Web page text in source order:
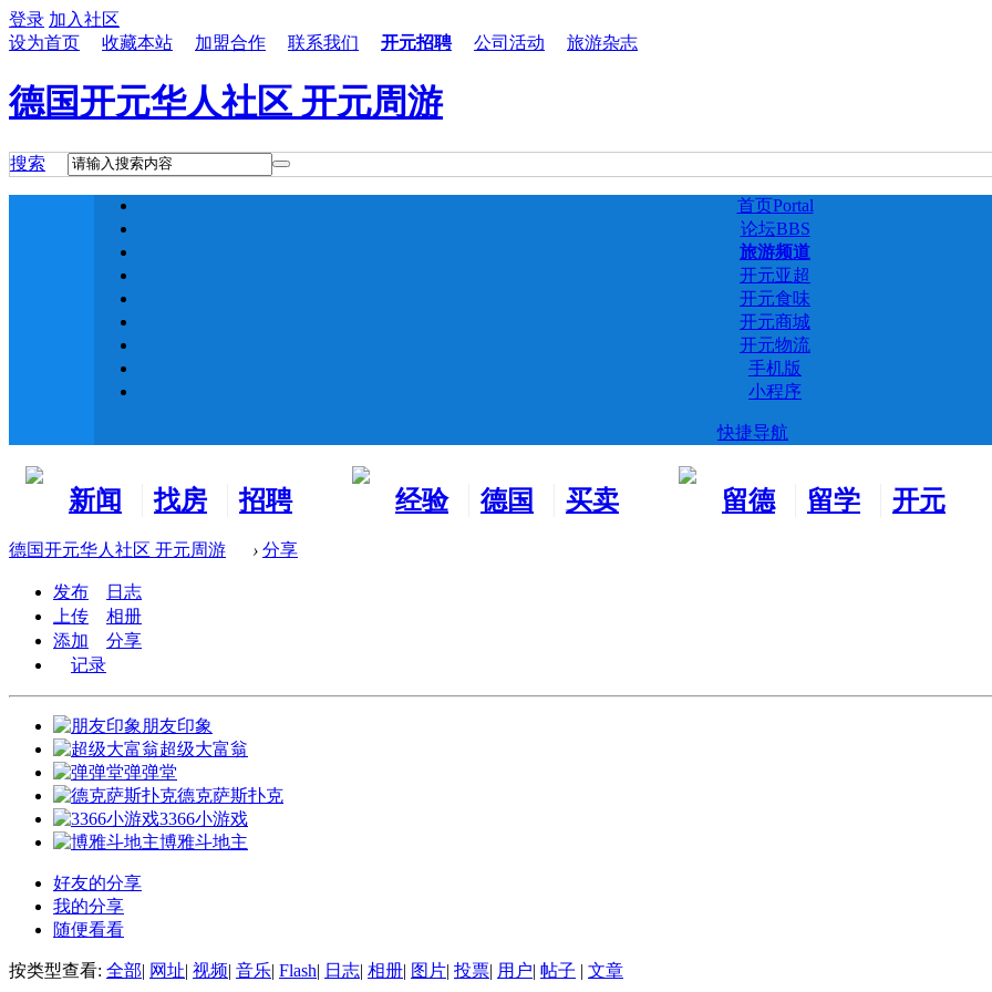
登录 加入社区
设为首页
收藏本站 加盟合作 联系我们 开元招聘 公司活动 旅游杂志
德国开元华人社区 开元周游
搜索
首页Portal
论坛BBS
旅游频道
开元亚超
开元食味
开元商城
开元物流
手机版
小程序
快捷导航
新闻
找房
招聘
求职
经验
德国
买卖
留德
留学
开元
德国开元华人社区 开元周游 › 分享
发布
日志
上传
相册
添加
分享
记录
朋友印象
超级大富翁
弹弹堂
德克萨斯扑克
3366小游戏
博雅斗地主
好友的分享
我的分享
随便看看
按类型查看: 全部| 网址| 视频| 音乐| Flash| 日志| 相册| 图片| 投票| 用户| 帖子 | 文章